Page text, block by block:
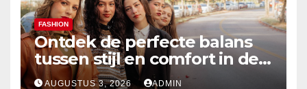
FASHION
Ontdek de perfecte balans
tussen stijl en comfort in de
nieuwste damesmode
AUGUSTUS 3, 2026 ADMIN